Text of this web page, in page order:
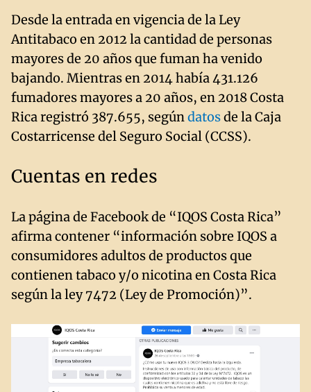
Desde la entrada en vigencia de la Ley
Antitabaco en 2012 la cantidad de personas
mayores de 20 años que fuman ha venido
bajando. Mientras en 2014 había 431.126
fumadores mayores a 20 años, en 2018 Costa
Rica registró 387.655, segúndatosde la Caja
Costarricense del Seguro Social (CCSS).
Cuentas en redes
La página de Facebook de “IQOS Costa Rica”
afirma contener “información sobre IQOS a
consumidores adultos de productos que
contienen tabaco y/o nicotina en Costa Rica
según la ley 7472 (Ley de Promoción)”.